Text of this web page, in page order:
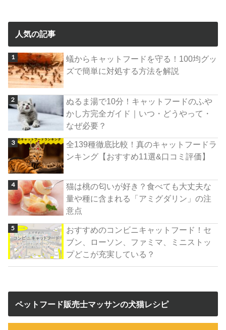
人気の記事
蟻からキャットフードを守る！100均グッ
ズで簡単に対処する方法を解説
ぬるま湯で10分！キャットフードのふや
かし方完全ガイド｜いつ・どうやって・
なぜ必要？
全139種徹底比較！真のキャットフードラ
ンキング【おすすめ11選&口コミ評価】
猫は桃の匂いが好き？食べても大丈夫な
量や種に含まれる「アミグダリン」の注
意点
おすすめのコンビニキャットフード！セ
ブン、ローソン、ファミマ、ミニストッ
プどこが充実している？
ペットフード販売士マッサンの犬猫レシピ